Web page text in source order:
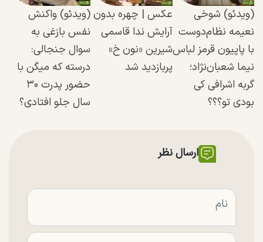
(ویدئو) شوخی
نعیمه نظام‌دوست
با پاپیون قرمز لباس
نیما شعبان‌نژاد؛
گربه اشرافی کی
بودی تو؟؟؟
عکس | چهره بدون
آرایش ندا قاسمی
شیرین «نون خ»
پربازدید شد
(ویدئو) واکنش
نفس بازغی به
سوال جنجالی:
درسته که میگن با
حضور پدرت ۳۰
سال جلو افتادی؟
ارسال نظر